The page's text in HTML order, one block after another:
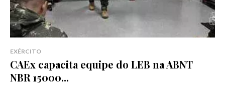
EXÉRCITO
CAEx capacita equipe do LEB na ABNT
NBR 15000...